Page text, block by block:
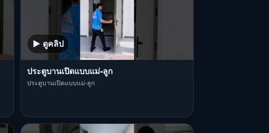
▶ ดูคลิป
ประตูบานเปิดแบบแม่-ลูก
ประตูบานเปิดแบบแม่-ลูก